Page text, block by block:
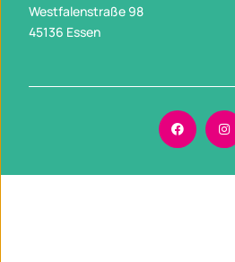
Westfalenstraße 98
45136 Essen